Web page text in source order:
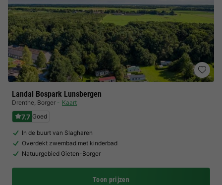
Landal Bospark Lunsbergen
Drenthe, Borger Kaart
7.7 Goed
In de buurt van Slagharen
Overdekt zwembad met kinderbad
Natuurgebied Gieten-Borger
Toon prijzen